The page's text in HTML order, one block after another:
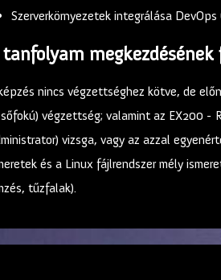
Szerverkörnyezetek integrálása
nincs végzettséghez kötve, de
végzettség; valamint az EX200 -
vizsga, vagy az azzal
és a Linux fájlrendszer mély
tűzfalak).